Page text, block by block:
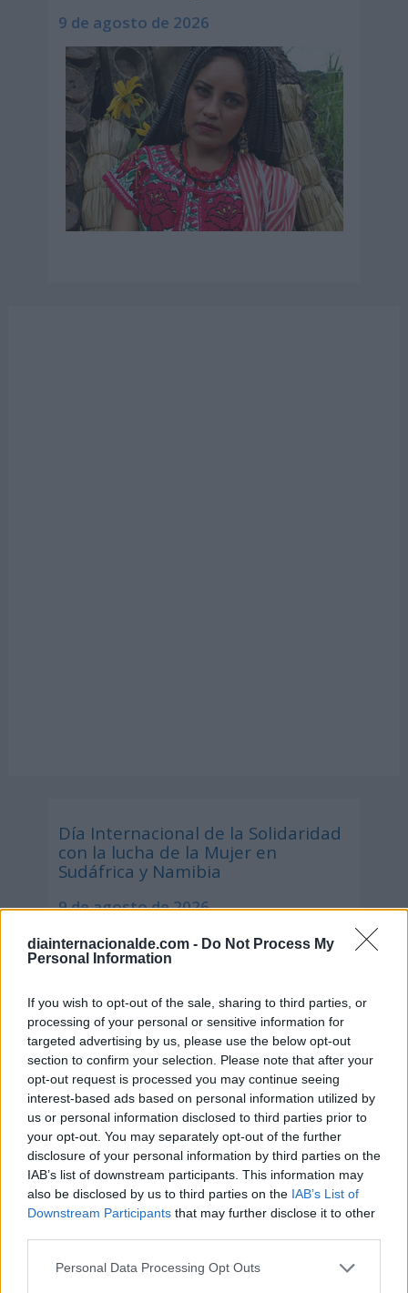
diainternacionalde.com - Do Not Process My
Personal Information
If you wish to opt-out of the sale, sharing to third parties, or
processing of your personal or sensitive information for
targeted advertising by us, please use the below opt-out
section to confirm your selection. Please note that after your
opt-out request is processed you may continue seeing
interest-based ads based on personal information utilized by
us or personal information disclosed to third parties prior to
your opt-out. You may separately opt-out of the further
disclosure of your personal information by third parties on the
IAB’s list of downstream participants. This information may
also be disclosed by us to third parties on the IAB’s List of
Downstream Participants that may further disclose it to other
Personal Data Processing Opt Outs
9 de agosto de 2026
Día Internacional de la Solidaridad
con la lucha de la Mujer en
Sudáfrica y Namibia
9 de agosto de 2026
Secciones destacadas